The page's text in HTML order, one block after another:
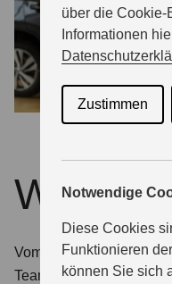
über die Cookie-
Informationen
Zustimmen
Notwendige
Diese Cookies
Funktionieren
können Sie sich
BERATUNG & KAUF
GESCHÄFTSKUNDEN
ÜBER UNS
Vom Kleinteil bis zur
Team kümmert sich